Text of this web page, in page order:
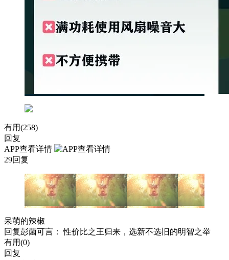
有用(258)
回复
APP查看详情
29回复
呆萌的辣椒
回复彭菌可言 ： 性价比之王归来，选新不选旧的明智之举
有用(0)
回复